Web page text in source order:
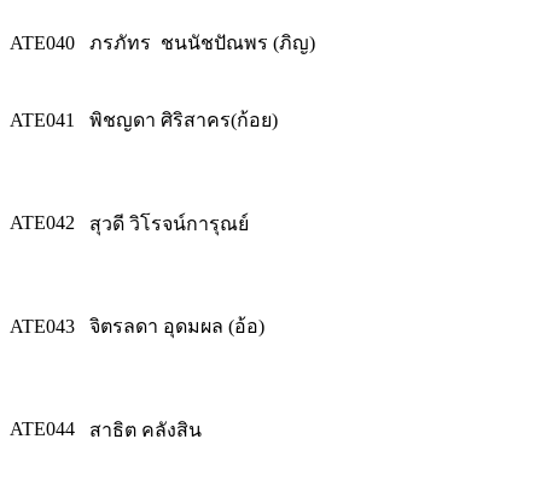
ATE040 ภรภัทร ชนนัชปัณพร (ภิญ)
ATE041 พิชญดา ศิริสาคร(ก้อย)
ATE042 สุวดี วิโรจน์การุณย์
ATE043 จิตรลดา อุดมผล (อ้อ)
ATE044 สาธิต คลังสิน